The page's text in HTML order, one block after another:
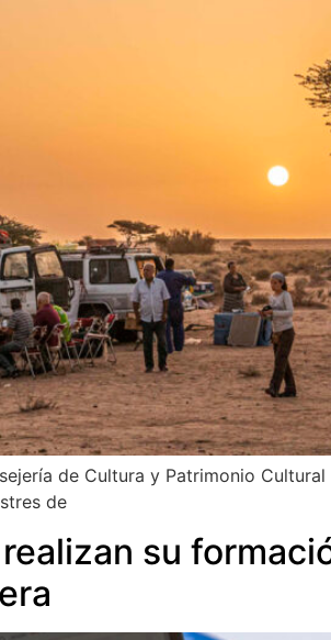
de Cultura y Patrimonio
de
su